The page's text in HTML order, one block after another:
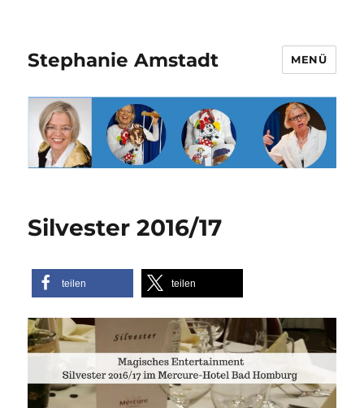
Stephanie Amstadt MENÜ
Silvester 2016/17
teilen teilen